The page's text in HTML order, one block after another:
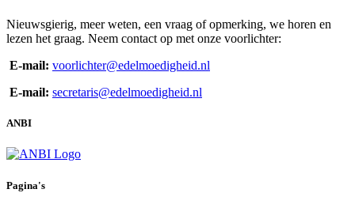
Nieuwsgierig, meer weten, een vraag of opmerking, we horen en
lezen het graag. Neem contact op met onze voorlichter:
E-mail: voorlichter@edelmoedigheid.nl
E-mail: secretaris@edelmoedigheid.nl
ANBI
Pagina's